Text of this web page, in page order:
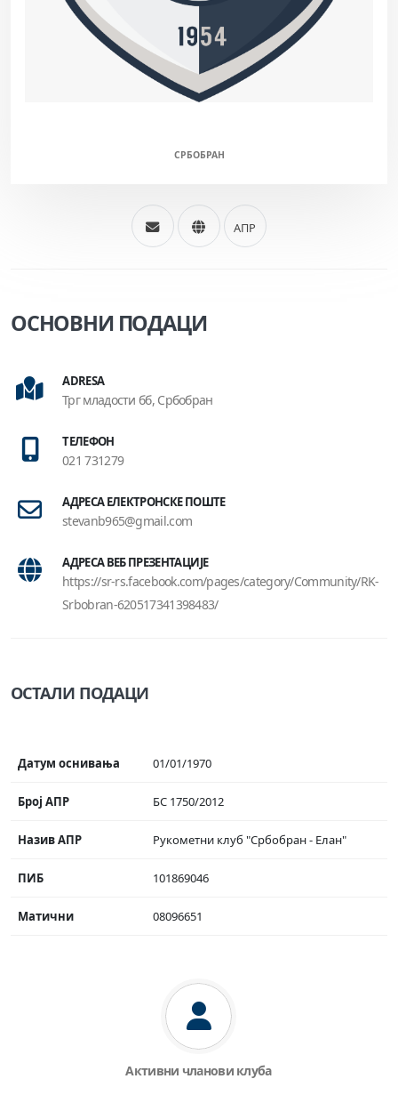
СРБОБРАН
АПР
ОСНОВНИ ПОДАЦИ
ADRESA
Трг младости бб, Србобран
ТЕЛЕФОН
021 731279
АДРЕСА ЕЛЕКТРОНСКЕ ПОШТЕ
stevanb965@gmail.com
АДРЕСА ВЕБ ПРЕЗЕНТАЦИЈЕ
https://sr-rs.facebook.com/pages/category/Community/RK-
Srbobran-620517341398483/
ОСТАЛИ ПОДАЦИ
Датум оснивања 01/01/1970
Број АПР БС 1750/2012
Назив АПР Рукометни клуб "Србобран - Елан"
ПИБ 101869046
Матични 08096651
Активни чланови клуба